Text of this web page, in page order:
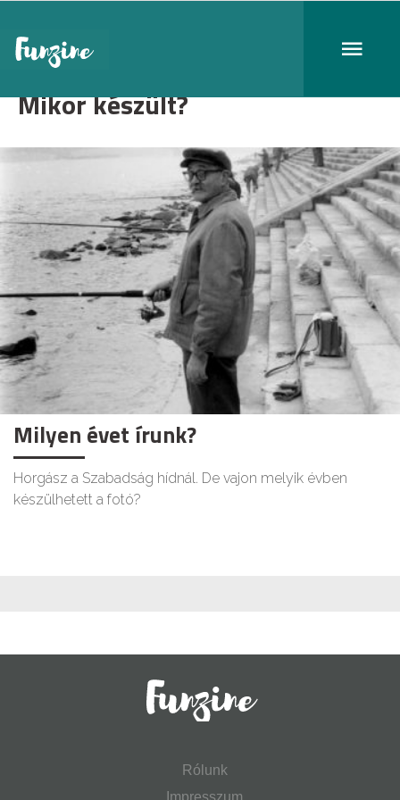
Mikor készült?
Milyen évet írunk?
Horgász a Szabadság hídnál. De vajon melyik évben
készülhetett a fotó?
Rólunk
Impresszum